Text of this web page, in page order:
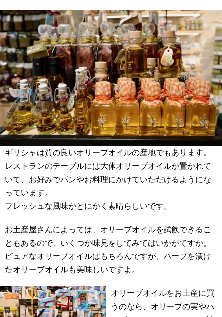
ギリシャは質の良いオリーブオイルの産地でもあります。
レストランのテーブルには大体オリーブオイルが置かれて
いて、お好みでパンやお料理にかけていただけるようにな
っています。
フレッシュな風味がとにかく素晴らしいです。
お土産屋さんによっては、オリーブオイルを試飲できるこ
ともあるので、いくつか味見をしてみてはいかがですか。
ピュアなオリーブオイルはもちろんですが、ハーブを漬け
たオリーブオイルも美味しいですよ。
オリーブオイルをお土産に買
うのなら、オリーブの実やハ